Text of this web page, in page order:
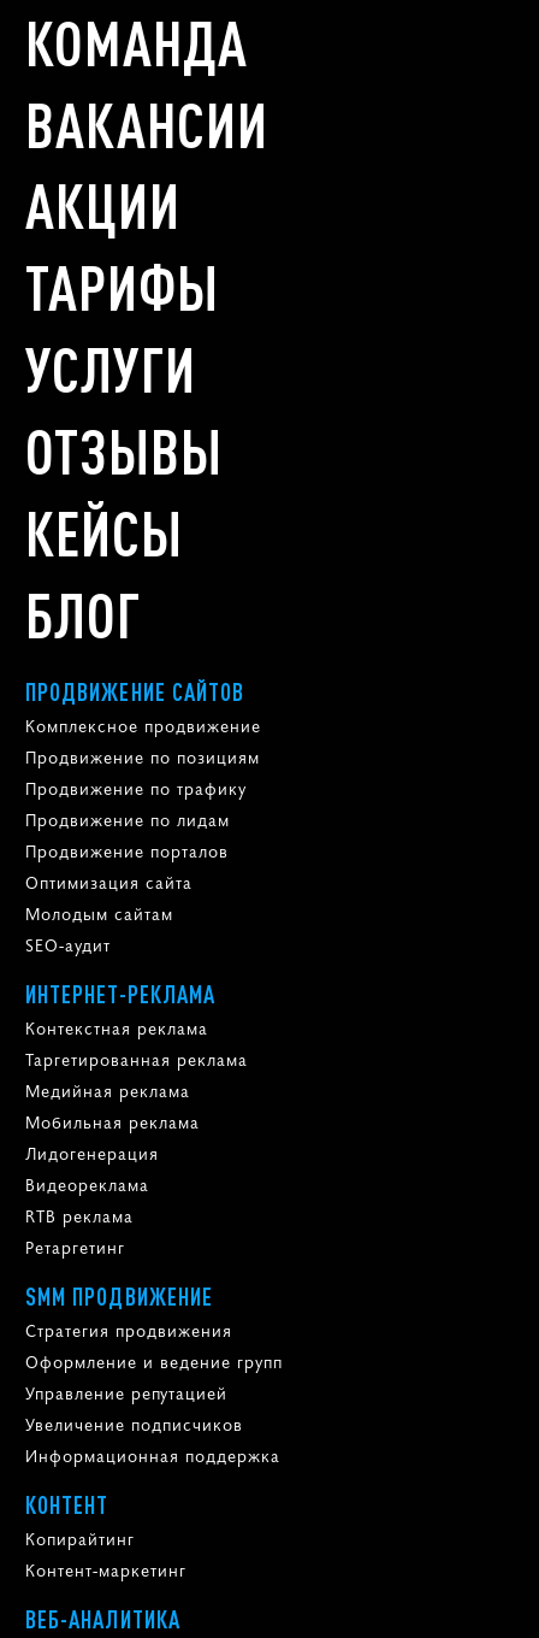
КОМАНДА
ВАКАНСИИ
АКЦИИ
ТАРИФЫ
УСЛУГИ
ОТЗЫВЫ
КЕЙСЫ
БЛОГ
ПРОДВИЖЕНИЕ САЙТОВ
Комплексное продвижение
Продвижение по позициям
Продвижение по трафику
Продвижение по лидам
Продвижение порталов
Оптимизация сайта
Молодым сайтам
SEO-аудит
ИНТЕРНЕТ-РЕКЛАМА
Контекстная реклама
Таргетированная реклама
Медийная реклама
Мобильная реклама
Лидогенерация
Видеореклама
RTB реклама
Ретаргетинг
SMM ПРОДВИЖЕНИЕ
Стратегия продвижения
Оформление и ведение групп
Управление репутацией
Увеличение подписчиков
Информационная поддержка
КОНТЕНТ
Копирайтинг
Контент-маркетинг
ВЕБ-АНАЛИТИКА